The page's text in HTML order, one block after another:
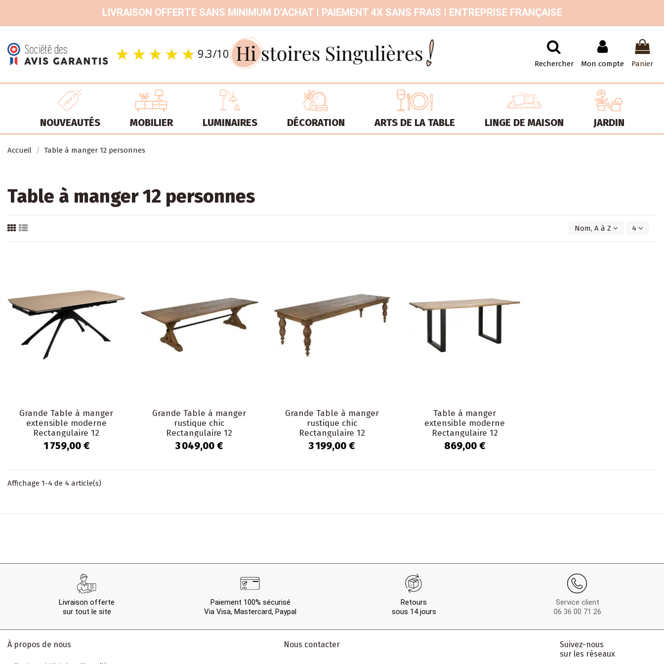
LIVRAISON OFFERTE SANS MINIMUM D'ACHAT | PAIEMENT 4X SANS FRAIS | ENTREPRISE FRANÇAISE
9.3/10 Rechercher Mon compte Panier
NOUVEAUTÉS MOBILIER LUMINAIRES DÉCORATION ARTS DE LA TABLE LINGE DE MAISON JARDIN
Accueil Table à manger 12 personnes
Table à manger 12 personnes
Nom, A à Z 4
Grande Table à manger
extensible moderne
Rectangulaire 12
personnes en
Céramique...
1 759,00 €
Grande Table à manger
rustique chic
Rectangulaire 12
personnes en Bois de
chêne recyclé...
3 049,00 €
Grande Table à manger
rustique chic
Rectangulaire 12
personnes en Bois de
chêne recyclé...
3 199,00 €
Table à manger
extensible moderne
Rectangulaire 12
personnes en Bois de
manguier Marron...
869,00 €
Affichage 1-4 de 4 article(s)
Livraison offerte
sur tout le site
Paiement 100% sécurisé
Via Visa, Mastercard, Paypal
Retours
sous 14 jours
Service client
06 36 00 71 26
À propos de nous Nous contacter
Suivez-nous
sur les réseaux